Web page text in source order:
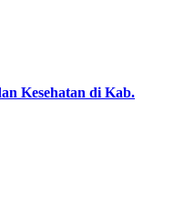
Kesehatan di Kab.